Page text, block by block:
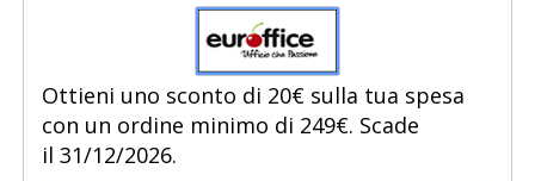
Ottieni uno sconto di 20€ sulla tua spesa
con un ordine minimo di 249€. Scade
il 31/12/2026.